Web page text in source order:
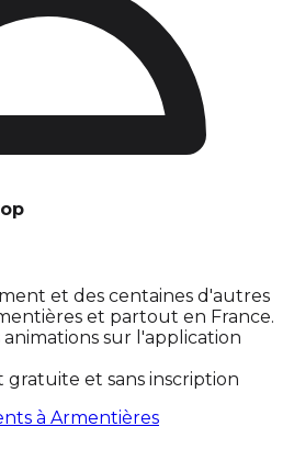
et des centaines d'autres
et partout en France.
sur l'application
gratuite et sans inscription
à Armentières